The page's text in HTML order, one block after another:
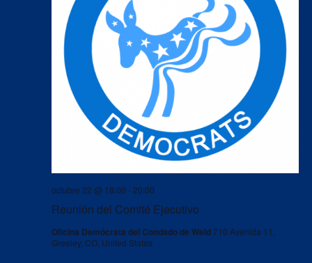
Reunión del Comité Ejecutivo
octubre 22 @ 18:00 -20:00
Oficina Demócrata del Condado de Weld710 Avenida 11,
Greeley, CO, United States